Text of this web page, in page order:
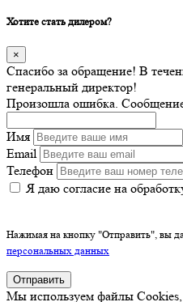
Хотите стать дилером?
×
Спасибо за обращение! В
генеральный директор!
Произошла ошибка.
Имя
Email
Телефон
Я даю согласие на
Нажимая на кнопку "Отправить", вы
персональных данных
Отправить
Мы используем файлы